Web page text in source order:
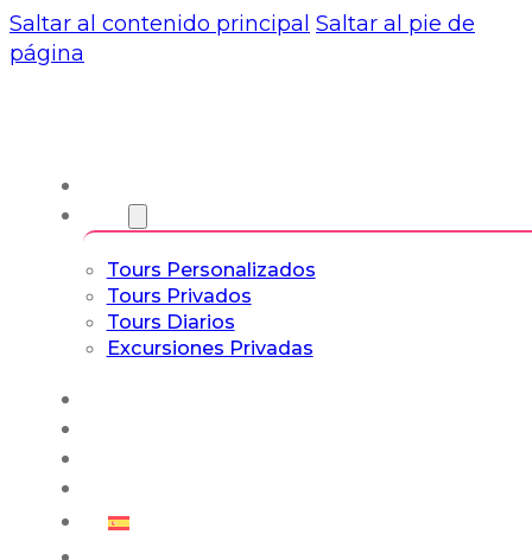
Saltar al contenido principal Saltar al pie de
página
Tours Personalizados
Tours Privados
Tours Diarios
Excursiones Privadas